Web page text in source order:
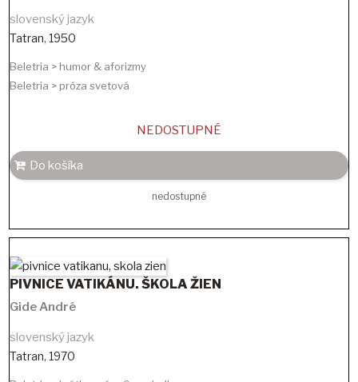
slovenský jazyk
Tatran, 1950
Beletria > humor & aforizmy
Beletria > próza svetová
NEDOSTUPNÉ
Do košíka
nedostupné
PIVNICE VATIKÁNU. ŠKOLA ŽIEN
Gide André
slovenský jazyk
Tatran, 1970